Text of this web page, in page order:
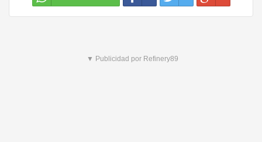
▼ Publicidad por Refinery89